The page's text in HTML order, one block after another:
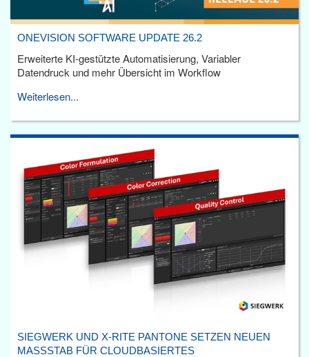
ONEVISION SOFTWARE UPDATE 26.2
Erweiterte KI-gestützte Automatisierung, Variabler
Datendruck und mehr Übersicht im Workflow
Weiterlesen...
SIEGWERK UND X-RITE PANTONE SETZEN NEUEN
MASSSTAB FÜR CLOUDBASIERTES F